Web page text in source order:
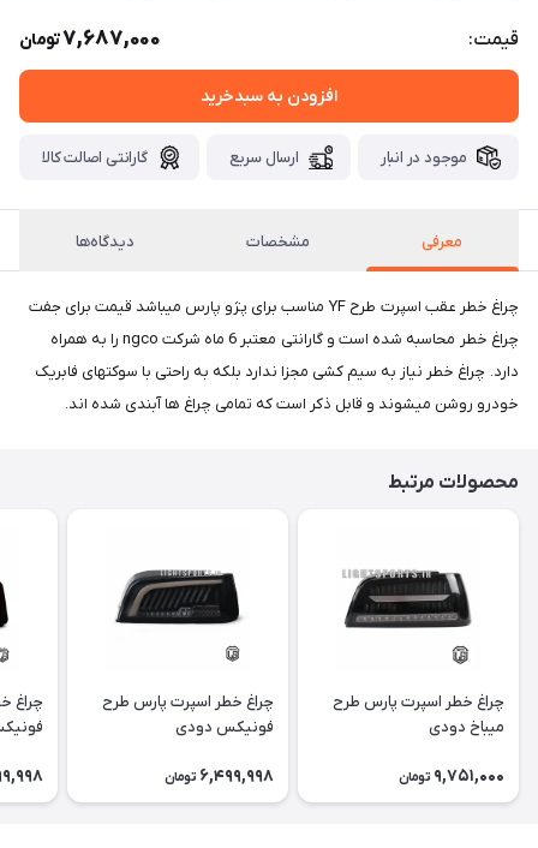
قیمت: 7,687,000تومان
افزودن به سبدخرید
موجود در انبار ارسال سریع گارانتی اصالت کالا
معرفی مشخصات دیدگاه‌ها
چراغ خطر عقب اسپرت طرح YF مناسب برای پژو پارس میباشد قیمت برای جفت
چراغ خطر محاسبه شده است و گارانتی معتبر 6 ماه شرکت ngco را به همراه
دارد. چراغ خطر نیاز به سیم کشی مجزا ندارد بلکه به راحتی با سوکتهای فابریک
خودرو روشن میشوند و قابل ذکر است که تمامی چراغ ها آبندی شده اند.
محصولات مرتبط
چراغ خطر اسپرت پارس طرح
میباخ دودی
9,751,000 تومان
چراغ خطر اسپرت پارس طرح
فونیکس دودی
6,499,998 تومان
چراغ